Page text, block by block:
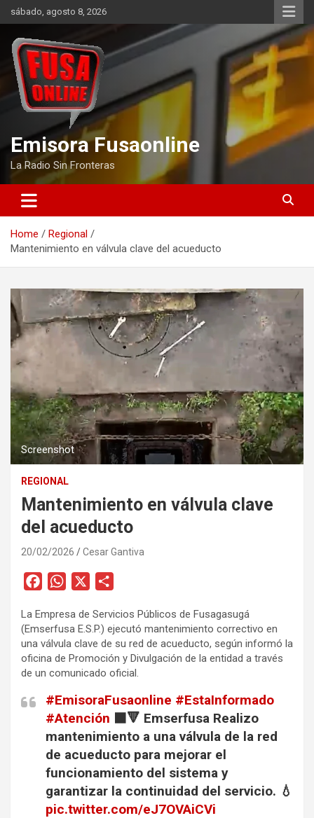
Skip
to
content
sábado, agosto 8, 2026
Emisora Fusaonline
La Radio Sin Fronteras
Home
Regional
Mantenimiento en válvula clave del acueducto
Screenshot
REGIONAL
Mantenimiento en válvula clave
del acueducto
20/02/2026 Cesar Gantiva
c
e
b
o
k
W
a
t
s
A
p
m
p
a
r
i
r
La Empresa de Servicios Públicos de Fusagasugá
(Emserfusa E.S.P.) ejecutó mantenimiento correctivo en
una válvula clave de su red de acueducto, según informó la
oficina de Promoción y Divulgación de la entidad a través
de un comunicado oficial.
#EmisoraFusaonline #EstaInformado
#Atención ⬛🔻 Emserfusa Realizo
mantenimiento a una válvula de la red
de acueducto para mejorar el
funcionamiento del sistema y
garantizar la continuidad del servicio. 💧
pic.twitter.com/eJ7OVAiCVi